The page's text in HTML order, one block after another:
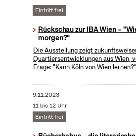
Eintritt frei
Rückschau zur IBA Wien –
morgen?"
Die Ausstellung zeigt
Quartiersentwicklungen aus Wien,
Frage: "Kann Köln von Wien lernen?"
9.11.2023
11 bis 12 Uhr
Eintritt frei